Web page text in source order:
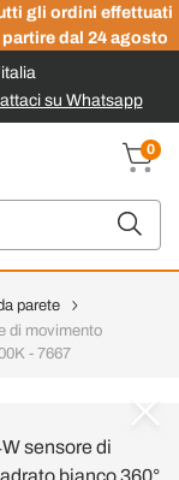
gli ordini effettuati
dal 24 agosto
su Whatsapp
0
parete
di movimento
- 7667
sensore di
bianco 360°